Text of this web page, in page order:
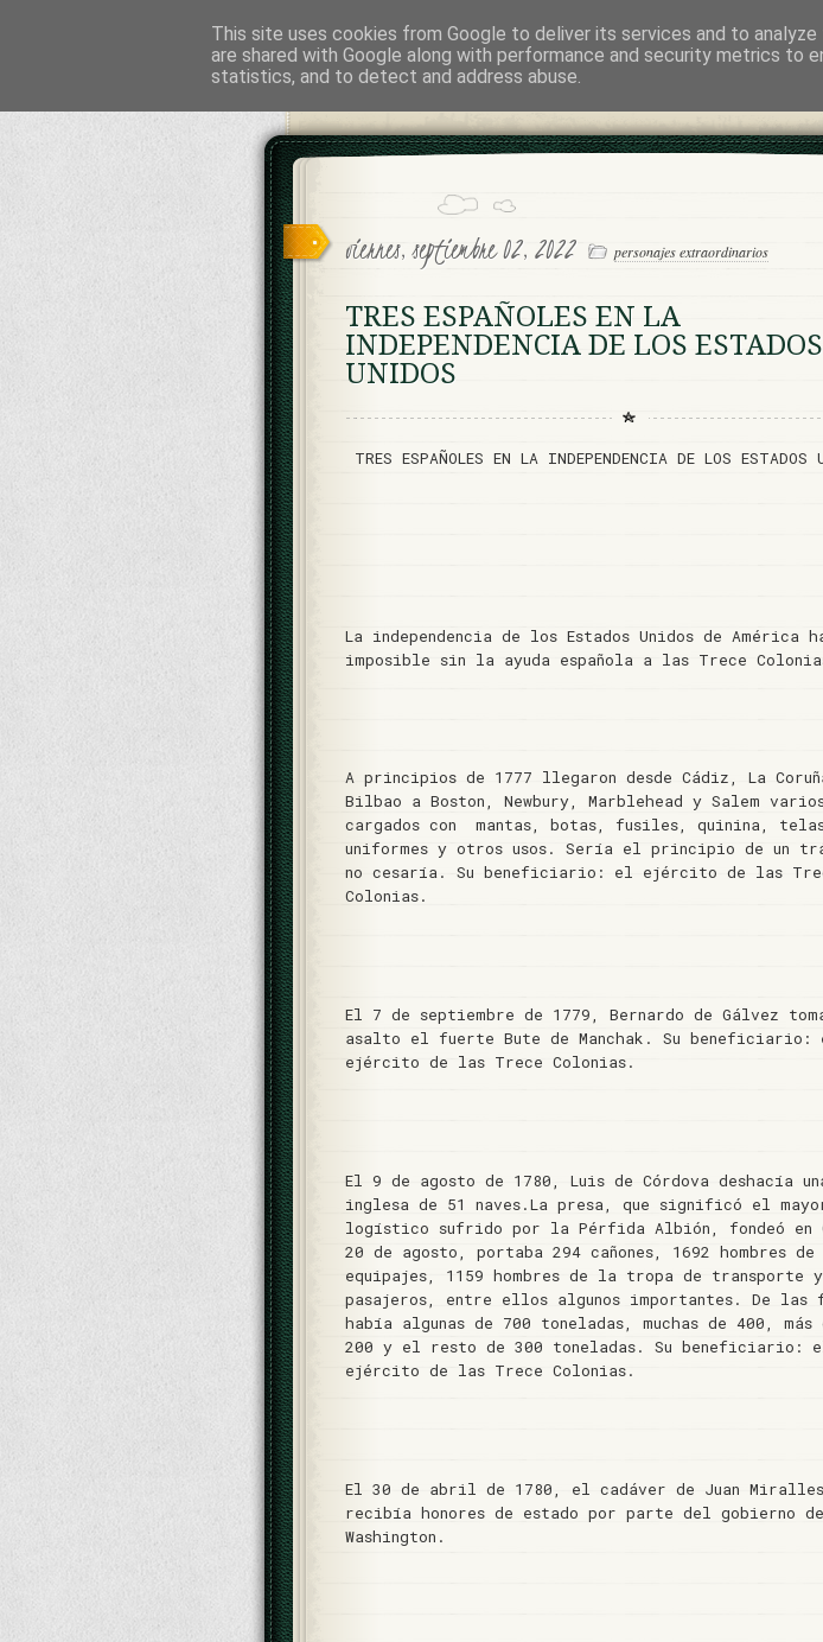
Cesáreo Jarabo
viernes, septiembre 02, 2022 personajes extraordinarios
TRES ESPAÑOLES EN LA
INDEPENDENCIA DE LOS ESTADOS
UNIDOS
TRES ESPAÑOLES EN LA INDEPENDENCIA DE LOS ESTADOS
La independencia de los Estados Unidos de América
imposible sin la ayuda española a las Trece
A principios de 1777 llegaron desde Cádiz, La
Bilbao a Boston, Newbury, Marblehead y Salem
cargados con mantas, botas, fusiles, quinina,
uniformes y otros usos. Sería el principio de un
no cesaría. Su beneficiario: el ejército de las
Colonias.
El 7 de septiembre de 1779, Bernardo de Gálvez
asalto el fuerte Bute de Manchak. Su beneficiario:
ejército de las Trece Colonias.
El 9 de agosto de 1780, Luis de Córdova deshacía
inglesa de 51 naves.La presa, que significó el
logístico sufrido por la Pérfida Albión, fondeó en
20 de agosto, portaba 294 cañones, 1692 hombres de
equipajes, 1159 hombres de la tropa de transporte
pasajeros, entre ellos algunos importantes. De las
había algunas de 700 toneladas, muchas de 400, más
200 y el resto de 300 toneladas. Su beneficiario:
ejército de las Trece Colonias.
El 30 de abril de 1780, el cadáver de Juan
recibía honores de estado por parte del gobierno
Washington.
This site uses cookies from Google to deliver its services and to
are shared with Google along with performance and security metrics to
statistics, and to detect and address abuse.